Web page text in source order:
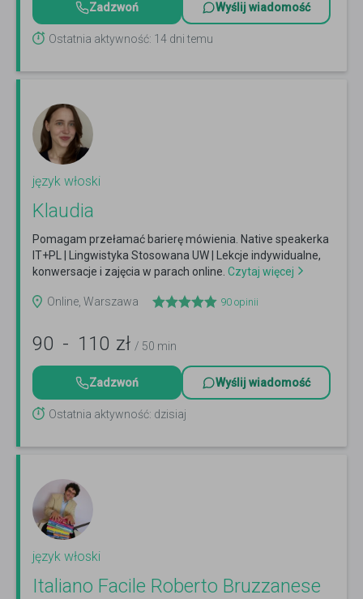
Zadzwoń Wyślij wiadomość
Ostatnia aktywność: 14 dni temu
język włoski
Klaudia
Pomagam przełamać barierę mówienia. Native speakerka
IT+PL | Lingwistyka Stosowana UW | Lekcje indywidualne,
konwersacje i zajęcia w parach online. Czytaj więcej
Online, Warszawa 90 opinii
90 - 110 zł / 50 min
Zadzwoń Wyślij wiadomość
Ostatnia aktywność: dzisiaj
język włoski
Italiano Facile Roberto Bruzzanese